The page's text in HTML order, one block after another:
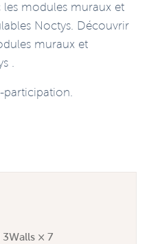
les modules muraux et
Noctys. Découvrir
muraux et
.
participation.
× 7